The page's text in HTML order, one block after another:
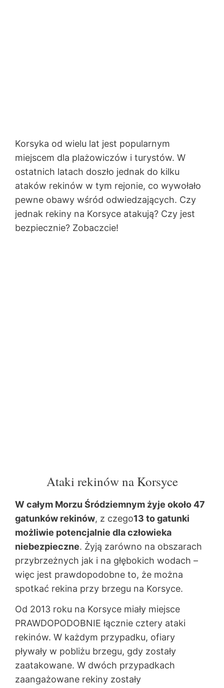
Korsyka od wielu lat jest popularnym
miejscem dla plażowiczów i turystów. W
ostatnich latach doszło jednak do kilku
ataków rekinów w tym rejonie, co wywołało
pewne obawy wśród odwiedzających. Czy
jednak rekiny na Korsyce atakują? Czy jest
bezpiecznie? Zobaczcie!
Ataki rekinów na Korsyce
W całym Morzu Śródziemnym żyje około 47
gatunków rekinów, z czego13 to gatunki
możliwie potencjalnie dla człowieka
niebezpieczne. Żyją zarówno na obszarach
przybrzeżnych jak i na głębokich wodach –
więc jest prawdopodobne to, że można
spotkać rekina przy brzegu na Korsyce.
Od 2013 roku na Korsyce miały miejsce
PRAWDOPODOBNIE łącznie cztery ataki
rekinów. W każdym przypadku, ofiary
pływały w pobliżu brzegu, gdy zostały
zaatakowane. W dwóch przypadkach
zaangażowane rekiny zostały